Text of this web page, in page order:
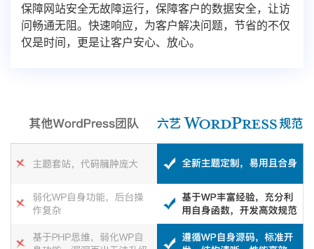
保障网站安全无故障运行，保障客户的数据安全，让访
问畅通无阻。快速响应，为客户解决问题，节省的不仅
仅是时间，更是让客户安心、放心。